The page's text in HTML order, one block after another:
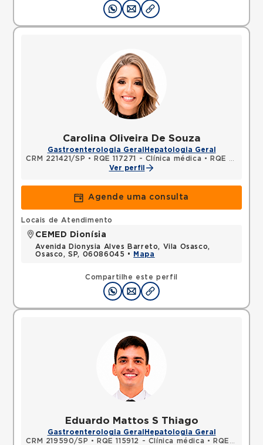
Carolina Oliveira De Souza
Gastroenterologia Geral Hepatologia Geral
CRM 221421/SP • RQE 117271 - Clínica médica •
RQE 148530 - Gastroenterologia
Ver perfil
Agende uma consulta
Compartilhe este perfil
Locais de Atendimento
CEMED Dionísia
Avenida Dionysia Alves Barreto, Vila Osasco,
Osasco, SP, 06086045 •
Mapa
Eduardo Mattos S Thiago
Gastroenterologia Geral Hepatologia Geral
CRM 219590/SP • RQE 115912 - Clínica médica •
RQE 145136 - Gastroenterologia